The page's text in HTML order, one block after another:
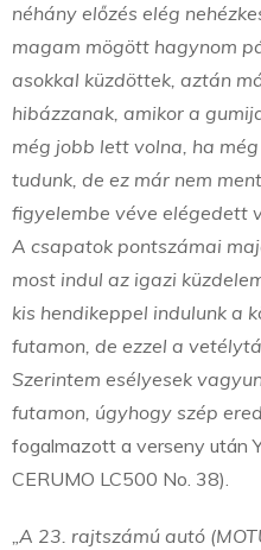
néhány előzés elég
magam mögött hagynom
asokkal küzdöttek, aztán
hibázzanak, amikor a
még jobb lett volna, ha
tudunk, de ez már nem
figyelembe véve elégedett
A csapatok pontszámai
most indul az igazi
kis hendikeppel indulunk a
futamon, de ezzel a
Szerintem esélyesek
futamon, úgyhogy szép
fogalmazott a verseny után
CERUMO LC500 No. 38).
„A 23. rajtszámú autó